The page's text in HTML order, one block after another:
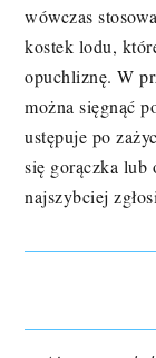
wówczas
kostek lodu,
opuchliznę. W
można sięgnąć
ustępuje po
się gorączka lub
najszybciej